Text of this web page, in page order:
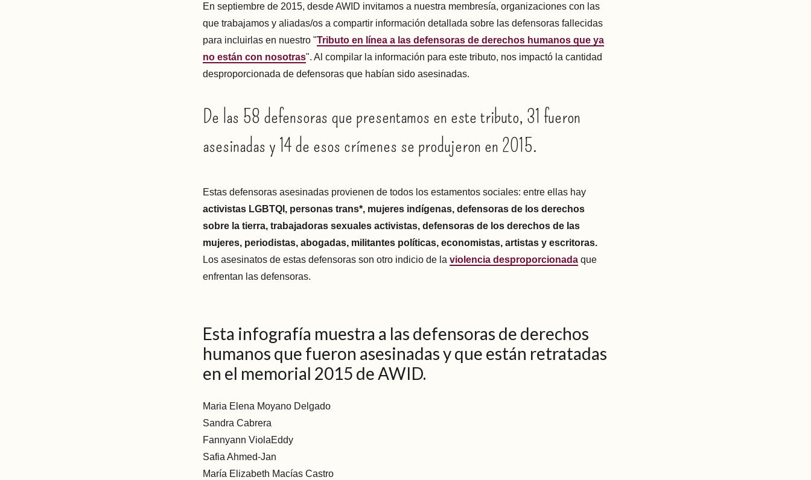
En septiembre de 2015, desde AWID invitamos a nuestra membresía, organizaciones con las
que trabajamos y aliadas/os a compartir información detallada sobre las defensoras fallecidas
para incluirlas en nuestro "Tributo en línea a las defensoras de derechos humanos que ya
no están con nosotras". Al compilar la información para este tributo, nos impactó la cantidad
desproporcionada de defensoras que habían sido asesinadas.
De las 58 defensoras que presentamos en este tributo, 31 fueron
asesinadas y 14 de esos crímenes se produjeron en 2015.
Estas defensoras asesinadas provienen de todos los estamentos sociales: entre ellas hay
activistas LGBTQI, personas trans*, mujeres indígenas, defensoras de los derechos
sobre la tierra, trabajadoras sexuales activistas, defensoras de los derechos de las
mujeres, periodistas, abogadas, militantes políticas, economistas, artistas y escritoras.
Los asesinatos de estas defensoras son otro indicio de la violencia desproporcionada que
enfrentan las defensoras.
Esta infografía muestra a las defensoras de derechos
humanos que fueron asesinadas y que están retratadas
en el memorial 2015 de AWID.
Maria Elena Moyano Delgado
Sandra Cabrera
Fannyann ViolaEddy
Safia Ahmed-Jan
María Elizabeth Macías Castro